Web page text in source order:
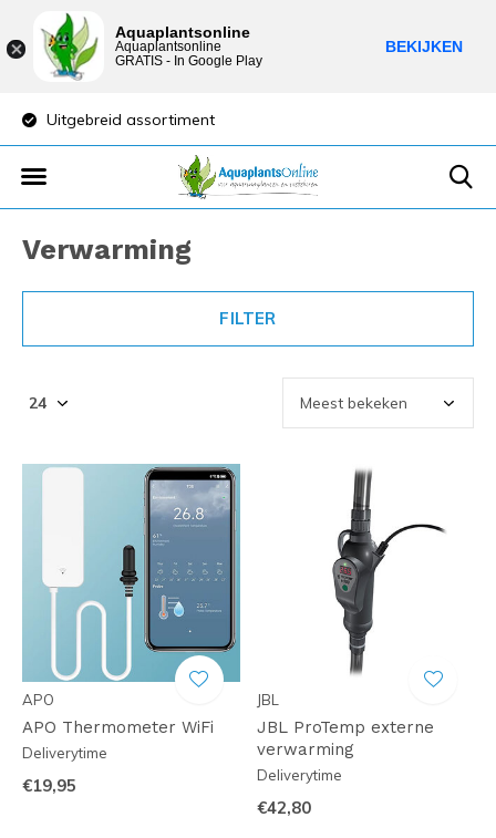
Uitgebreid assortiment
Verwarming
FILTER
APO
APO Thermometer WiFi
Deliverytime
€19,95
JBL
JBL ProTemp externe
verwarming
Deliverytime
€42,80
Aquaplantsonline
Aquaplantsonline
GRATIS - In Google Play
BEKIJKEN